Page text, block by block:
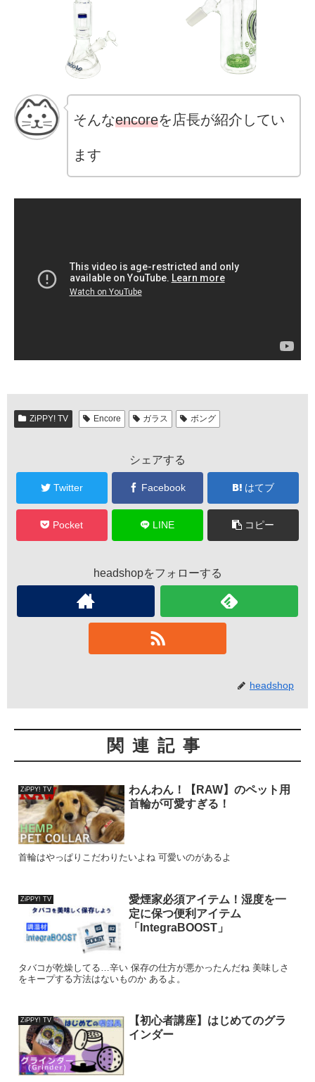
そんなencoreを店長が紹介してい
ます
ZiPPY! TV Encore ガラス ボング
シェアする
Twitter Facebook はてブ
Pocket LINE コピー
headshopをフォローする
headshop
関連記事
ZiPPY! TV
わんわん！【RAW】のペット用
首輪が可愛すぎる！
首輪はやっぱりこだわりたいよね 可愛いのがあるよ
ZiPPY! TV
愛煙家必須アイテム！湿度を一
定に保つ便利アイテム
「IntegraBOOST」
タバコが乾燥してる…辛い 保存の仕方が悪かったんだね 美味しさ
をキープする方法はないものか あるよ。
ZiPPY! TV
【初心者講座】はじめてのグラ
インダー